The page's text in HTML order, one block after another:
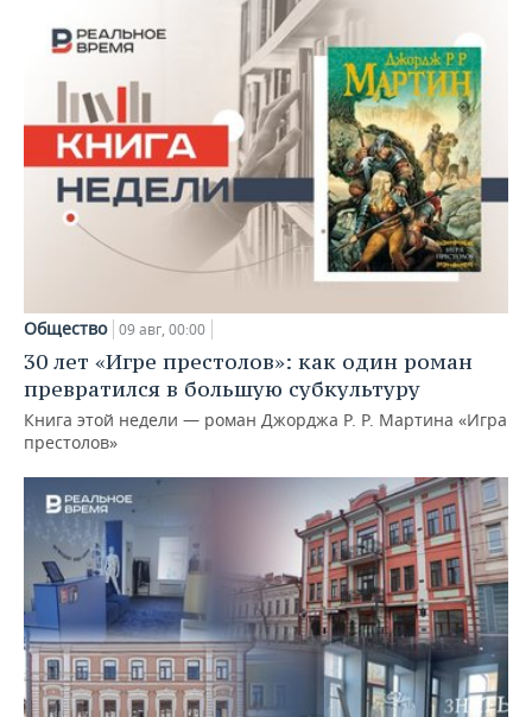
Общество 09 авг, 00:00
30 лет «Игре престолов»: как один роман
превратился в большую субкультуру
Книга этой недели — роман Джорджа Р. Р. Мартина «Игра
престолов»